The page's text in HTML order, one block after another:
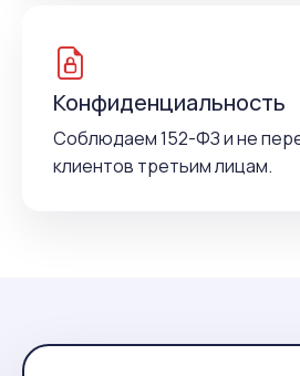
Конфиденциальность
Соблюдаем 152-ФЗ и не
клиентов третьим лицам.